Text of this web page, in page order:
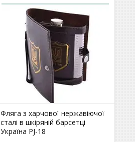
Фляга з харчової нержавіючої
сталі в шкіряній барсетці
Україна PJ-18